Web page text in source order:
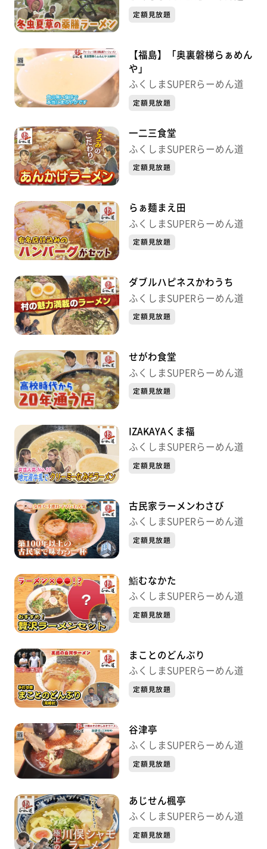
定額見放題
【福島】「奥裏磐梯らぁめん
や」
ふくしまSUPERらーめん道
定額見放題
一二三食堂
ふくしまSUPERらーめん道
定額見放題
らぁ麺まえ田
ふくしまSUPERらーめん道
定額見放題
ダブルハピネスかわうち
ふくしまSUPERらーめん道
定額見放題
せがわ食堂
ふくしまSUPERらーめん道
定額見放題
IZAKAYAくま福
ふくしまSUPERらーめん道
定額見放題
古民家ラーメンわさび
ふくしまSUPERらーめん道
定額見放題
鮨むなかた
ふくしまSUPERらーめん道
定額見放題
まことのどんぶり
ふくしまSUPERらーめん道
定額見放題
谷津亭
ふくしまSUPERらーめん道
定額見放題
あじせん楓亭
ふくしまSUPERらーめん道
定額見放題